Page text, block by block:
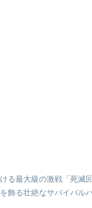
ける最大級の激戦「死滅
飾る壮絶なサバイバル